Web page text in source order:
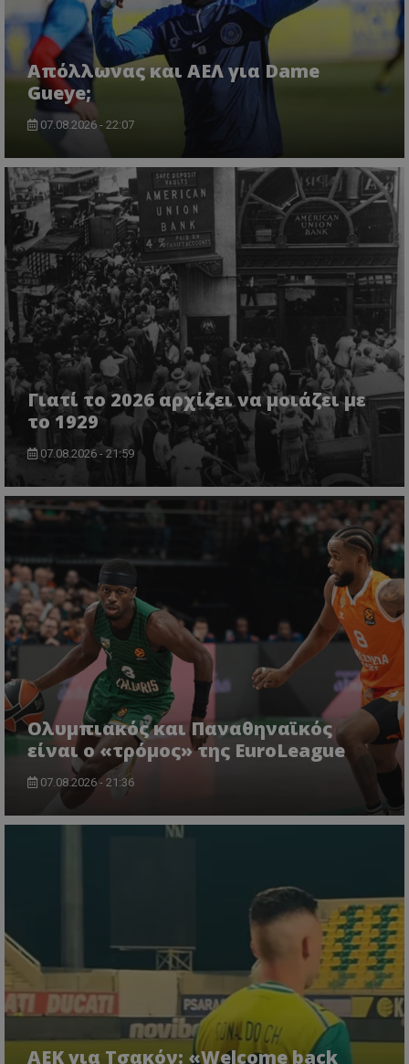
Απόλλωνας και ΑΕΛ για Dame
Gueye;
07.08.2026 - 22:07
Γιατί το 2026 αρχίζει να μοιάζει με
το 1929
07.08.2026 - 21:59
Ολυμπιακός και Παναθηναϊκός
είναι ο «τρόμος» της EuroLeague
07.08.2026 - 21:36
ΑΕΚ για Τσακόν: «Welcome back